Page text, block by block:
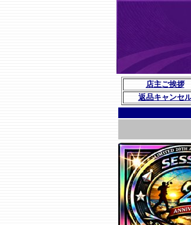
店主ご挨拶
返品キャンセ